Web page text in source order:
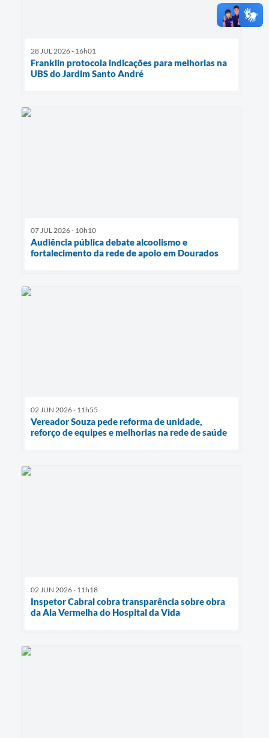
28 JUL 2026 - 16h01
Franklin protocola indicações para melhorias na
UBS do Jardim Santo André
07 JUL 2026 - 10h10
Audiência pública debate alcoolismo e
fortalecimento da rede de apoio em Dourados
02 JUN 2026 - 11h55
Vereador Souza pede reforma de unidade,
reforço de equipes e melhorias na rede de saúde
02 JUN 2026 - 11h18
Inspetor Cabral cobra transparência sobre obra
da Ala Vermelha do Hospital da Vida